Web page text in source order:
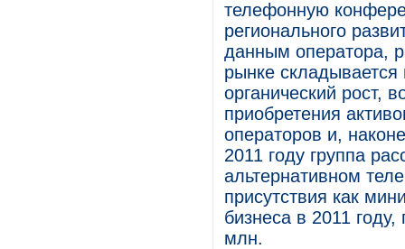
телефонную
регионального
данным оператора,
рынке
органический рост,
приобретения
операторов и,
2011 году группа
альтернативном
присутствия как
бизнеса в 2011
млн.